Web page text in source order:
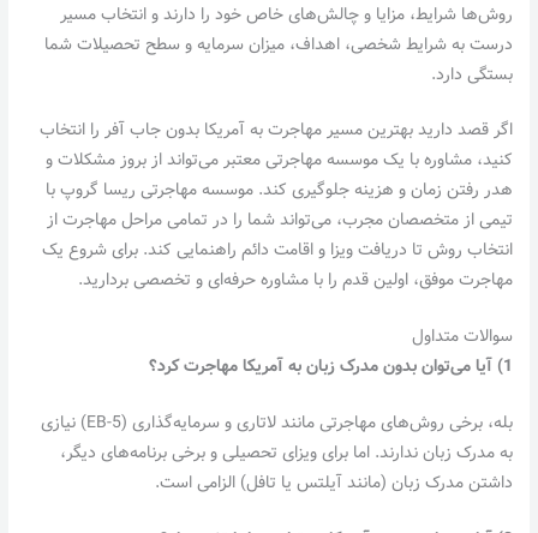
روش‌ها شرایط، مزایا و چالش‌های خاص خود را دارند و انتخاب مسیر
درست به شرایط شخصی، اهداف، میزان سرمایه و سطح تحصیلات شما
بستگی دارد.
اگر قصد دارید بهترین مسیر مهاجرت به آمریکا بدون جاب آفر را انتخاب
کنید، مشاوره با یک موسسه مهاجرتی معتبر می‌تواند از بروز مشکلات و
هدر رفتن زمان و هزینه جلوگیری کند. موسسه مهاجرتی ریسا گروپ با
تیمی از متخصصان مجرب، می‌تواند شما را در تمامی مراحل مهاجرت از
انتخاب روش تا دریافت ویزا و اقامت دائم راهنمایی کند. برای شروع یک
مهاجرت موفق، اولین قدم را با مشاوره حرفه‌ای و تخصصی بردارید.
سوالات متداول
1) آیا می‌توان بدون مدرک زبان به آمریکا مهاجرت کرد؟
بله، برخی روش‌های مهاجرتی مانند لاتاری و سرمایه‌گذاری (EB-5) نیازی
به مدرک زبان ندارند. اما برای ویزای تحصیلی و برخی برنامه‌های دیگر،
داشتن مدرک زبان (مانند آیلتس یا تافل) الزامی است.